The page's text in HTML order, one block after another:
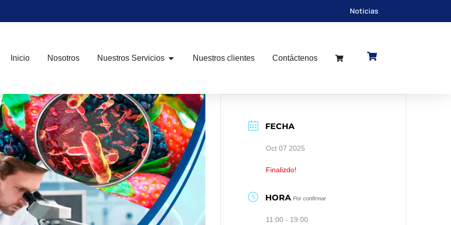
Noticias
Inicio Nosotros Nuestros Servicios Nuestros clientes Contáctenos
FECHA
Oct 07 2025
Finalizdo!
HORA Por confirmar
11:00 - 19:00